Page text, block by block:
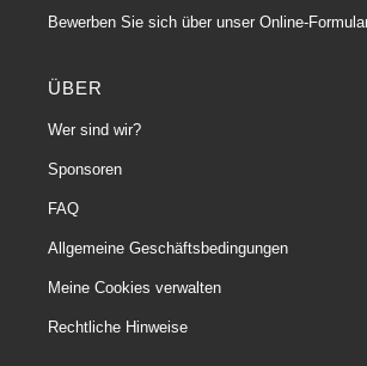
Bewerben Sie sich über unser Online-
ÜBER
Wer sind wir?
Sponsoren
FAQ
Allgemeine Geschäftsbedingungen
Meine Cookies verwalten
Rechtliche Hinweise